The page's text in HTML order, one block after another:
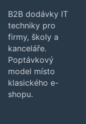
B2B dodávky IT
techniky pro
firmy, školy a
kanceláře.
Poptávkový
model místo
klasického e-
shopu.